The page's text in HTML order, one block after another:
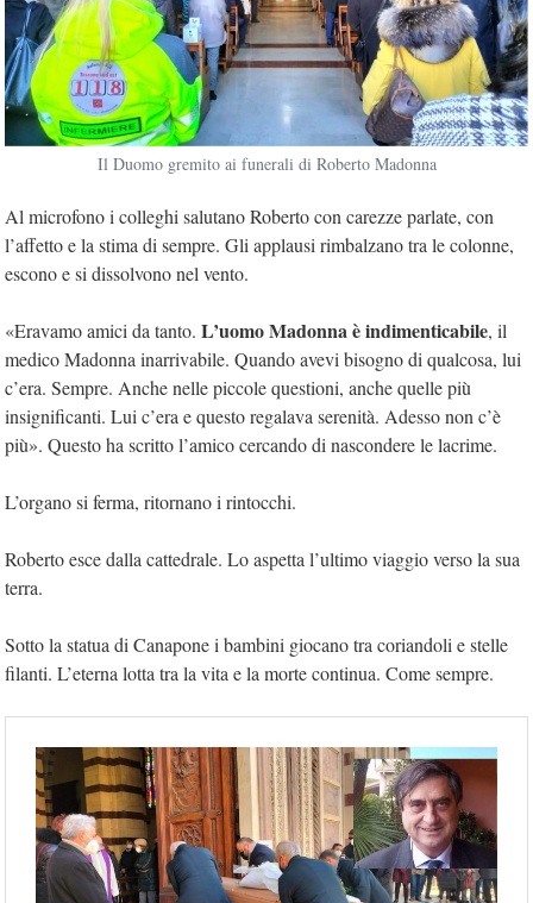
Il Duomo gremito ai funerali di Roberto Madonna
Al microfono i colleghi salutano Roberto con carezze parlate, con
l’affetto e la stima di sempre. Gli applausi rimbalzano tra le colonne,
escono e si dissolvono nel vento.
«Eravamo amici da tanto. L’uomo Madonna è indimenticabile, il
medico Madonna inarrivabile. Quando avevi bisogno di qualcosa, lui
c’era. Sempre. Anche nelle piccole questioni, anche quelle più
insignificanti. Lui c’era e questo regalava serenità. Adesso non c’è
più». Questo ha scritto l’amico cercando di nascondere le lacrime.
L’organo si ferma, ritornano i rintocchi.
Roberto esce dalla cattedrale. Lo aspetta l’ultimo viaggio verso la sua
terra.
Sotto la statua di Canapone i bambini giocano tra coriandoli e stelle
filanti. L’eterna lotta tra la vita e la morte continua. Come sempre.